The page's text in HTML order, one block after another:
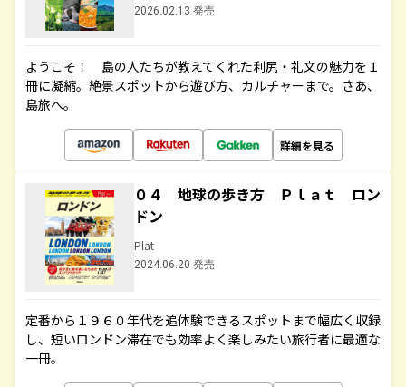
2026.02.13 発売
ようこそ！ 島の人たちが教えてくれた利尻・礼文の魅力を１
冊に凝縮。絶景スポットから遊び方、カルチャーまで。さあ、
島旅へ。
詳細を見る
０４ 地球の歩き方 Ｐｌａｔ ロン
ドン
Plat
2024.06.20 発売
定番から１９６０年代を追体験できるスポットまで幅広く収録
し、短いロンドン滞在でも効率よく楽しみたい旅行者に最適な
一冊。